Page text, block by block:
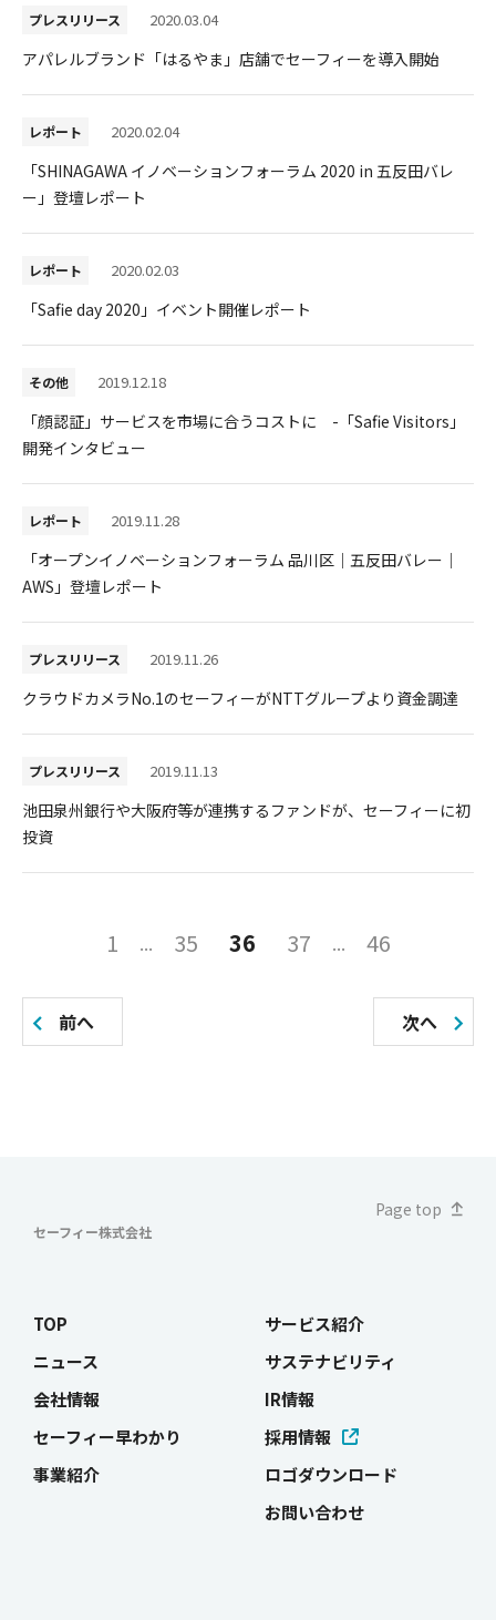
プレスリリース 2020.03.04
アパレルブランド「はるやま」店舗でセーフィーを導入開始
レポート 2020.02.04
「SHINAGAWA イノベーションフォーラム 2020 in 五反田バレ
ー」登壇レポート
レポート 2020.02.03
「Safie day 2020」イベント開催レポート
その他 2019.12.18
「顔認証」サービスを市場に合うコストに -「Safie Visitors」
開発インタビュー
レポート 2019.11.28
「オープンイノベーションフォーラム 品川区｜五反田バレー｜
AWS」登壇レポート
プレスリリース 2019.11.26
クラウドカメラNo.1のセーフィーがNTTグループより資金調達
プレスリリース 2019.11.13
池田泉州銀行や大阪府等が連携するファンドが、セーフィーに初
投資
の
り
前へ
1 35 36 37 46
次へ
セーフィー株式会社
Page top
TOP
ニュース
会社情報
セーフィー早わかり
事業紹介
サービス紹介
サステナビリティ
IR情報
採用情報
ロゴダウンロード
お問い合わせ